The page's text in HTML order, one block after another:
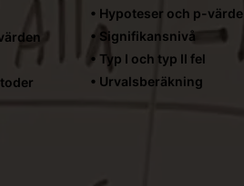
• Hypoteser och p-värde
• Signifikansnivå
• Typ I och typ II fel
• Urvalsberäkning